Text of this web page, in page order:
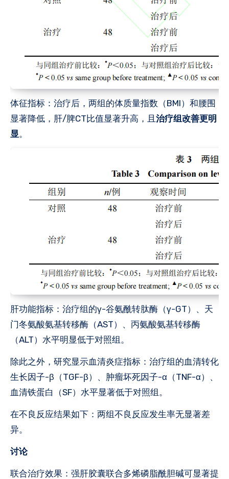
‌体征指标‌：治疗后，两组的体质量指数（BMI）和腰围
显著降低，肝/脾CT比值显著升高，且 治疗组改善更明
显。
‌肝功能指标‌：治疗组的γ-谷氨酰转肽酶（γ-GT）、天
门冬氨酸氨基转移酶（AST）、丙氨酸氨基转移酶
（ALT）水平明显低于对照组。
除此之外，研究显示‌血清炎症指标‌：治疗组的血清转化
生长因子-β（TGF-β）、肿瘤坏死因子-α（TNF-α）、
血清铁蛋白（SF）水平显著低于对照组。
在‌不良反应结果如下‌：两组不良反应发生率无显著差
异。
讨论
‌联合治疗效果‌：强肝胶囊联合多烯磷脂酰胆碱可显著提